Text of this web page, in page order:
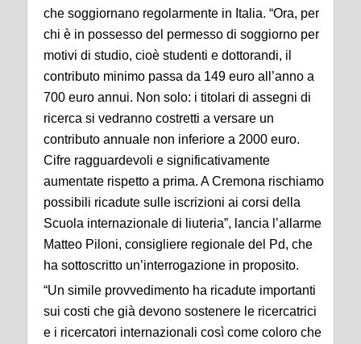
che soggiornano regolarmente in Italia. “Ora, per
chi è in possesso del permesso di soggiorno per
motivi di studio, cioè studenti e dottorandi, il
contributo minimo passa da 149 euro all’anno a
700 euro annui. Non solo: i titolari di assegni di
ricerca si vedranno costretti a versare un
contributo annuale non inferiore a 2000 euro.
Cifre ragguardevoli e significativamente
aumentate rispetto a prima. A Cremona rischiamo
possibili ricadute sulle iscrizioni ai corsi della
Scuola internazionale di liuteria”, lancia l’allarme
Matteo Piloni, consigliere regionale del Pd, che
ha sottoscritto un’interrogazione in proposito.
“Un simile provvedimento ha ricadute importanti
sui costi che già devono sostenere le ricercatrici
e i ricercatori internazionali così come coloro che